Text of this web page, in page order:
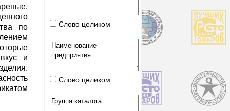
по
и
Слово целиком
Слово целиком